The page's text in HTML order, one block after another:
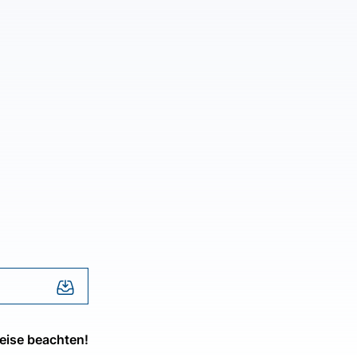
beachten!